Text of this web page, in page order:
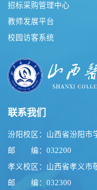
招标采购管理中心
教师发展平台
校园访客系统
联系我们
汾阳校区：山西省汾阳市
邮 编：032200
孝义校区：山西省孝义市
邮 编：032300